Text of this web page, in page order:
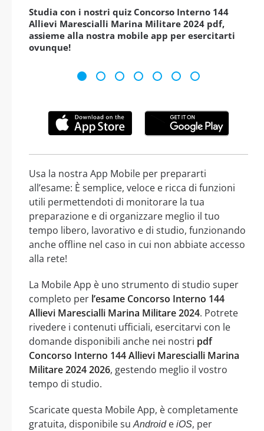
Studia con i nostri quiz Concorso Interno 144
Allievi Marescialli Marina Militare 2024 pdf,
assieme alla nostra mobile app per esercitarti
ovunque!
Usa la nostra App Mobile per prepararti
all’esame: È semplice, veloce e ricca di funzioni
utili permettendoti di monitorare la tua
preparazione e di organizzare meglio il tuo
tempo libero, lavorativo e di studio, funzionando
anche offline nel caso in cui non abbiate accesso
alla rete!
La Mobile App è uno strumento di studio super
completo per l’esame Concorso Interno 144
Allievi Marescialli Marina Militare 2024. Potrete
rivedere i contenuti ufficiali, esercitarvi con le
domande disponibili anche nei nostri pdf
Concorso Interno 144 Allievi Marescialli Marina
Militare 2024 2026, gestendo meglio il vostro
tempo di studio.
Scaricate questa Mobile App, è completamente
gratuita, disponibile suAndroide iOS, per